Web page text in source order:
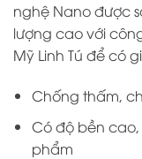
nghệ Nano được
lượng cao với
Mỹ Linh Tú để có
Chống thấm,
Có độ bền
phẩm